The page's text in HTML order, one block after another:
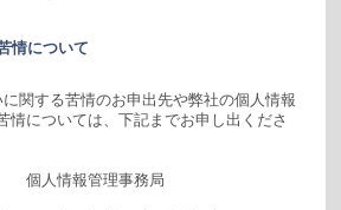
情について
関する苦情のお申出先や弊社の個人情報
情については、下記までお申し出くださ
個人情報管理事務局